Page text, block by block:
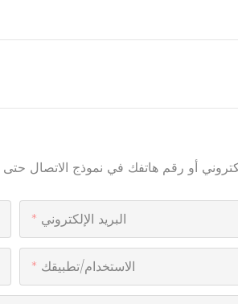
البريد الإلكتروني
الاستخدام/تطبيقك